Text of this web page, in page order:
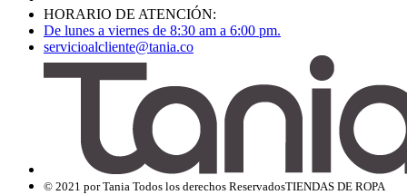
HORARIO DE ATENCIÓN:
De lunes a viernes de 8:30 am a 6:00 pm.
servicioalcliente@tania.co
© 2021 por Tania Todos los derechos ReservadosTIENDAS DE ROPA